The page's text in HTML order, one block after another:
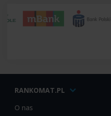
RANKOMAT.PL
O nas